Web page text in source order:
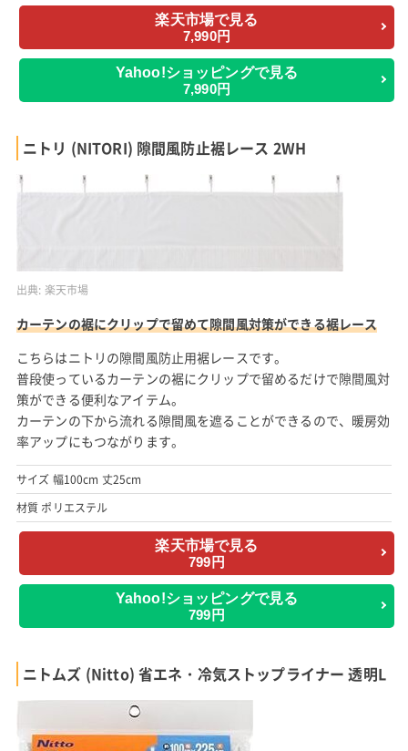
楽天市場で見る
7,990円
Yahoo!ショッピングで見る
7,990円
ニトリ (NITORI) 隙間風防止裾レース 2WH
出典: 楽天市場
カーテンの裾にクリップで留めて隙間風対策ができる裾レース
こちらはニトリの隙間風防止用裾レースです。
普段使っているカーテンの裾にクリップで留めるだけで隙間風対
策ができる便利なアイテム。
カーテンの下から流れる隙間風を遮ることができるので、暖房効
率アップにもつながります。
サイズ 幅100cm 丈25cm
材質 ポリエステル
楽天市場で見る
799円
Yahoo!ショッピングで見る
799円
ニトムズ (Nitto) 省エネ・冷気ストップライナー 透明L